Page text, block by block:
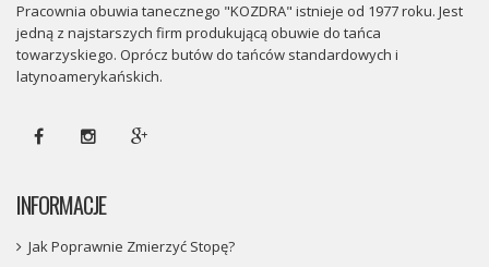
Pracownia obuwia tanecznego "KOZDRA" istnieje od 1977 roku. Jest
jedną z najstarszych firm produkującą obuwie do tańca
towarzyskiego. Oprócz butów do tańców standardowych i
latynoamerykańskich.
INFORMACJE
Jak Poprawnie Zmierzyć Stopę?